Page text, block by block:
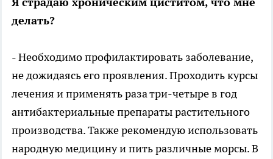
делать?
- Необходимо профилактировать заболевание,
не дожидаясь его проявления. Проходить курсы
лечения и применять раза три-четыре в год
антибактериальные препараты растительного
производства. Также рекомендую использовать
народную медицину и пить различные морсы. В